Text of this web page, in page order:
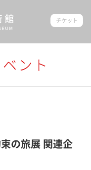
チケット
ント
の旅展 関連企